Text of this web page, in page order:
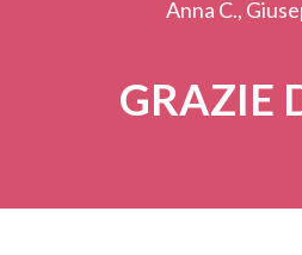
Anna C.,
GRAZIE